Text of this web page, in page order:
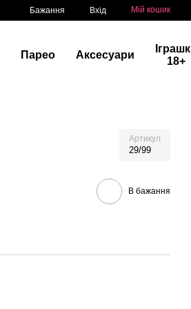
Бажання Вхід Мій кошик
Парео Аксесуари
18+
Артикул
29/99
В бажання